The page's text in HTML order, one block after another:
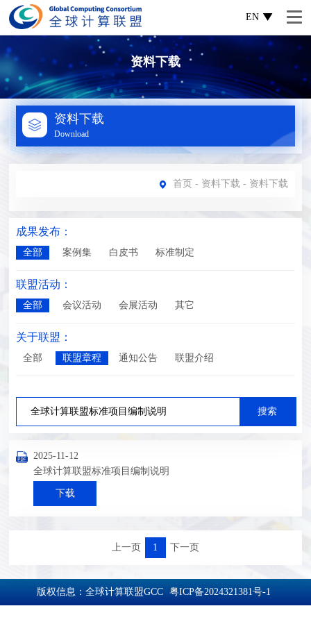
EN
资料下载
资料下载
Download
首页 - 资料下载 - 资料下载
成果发布：
全部 案例集 白皮书 标准制定
联盟活动：
全部 会议活动 会展活动 其它
关于联盟：
全部 联盟章程 通知公告 联盟介绍
2025-11-12
全球计算联盟标准项目编制说明
下载
上一页 1 下一页
版权信息：全球计算联盟GCC 粤ICP备2024321381号-1